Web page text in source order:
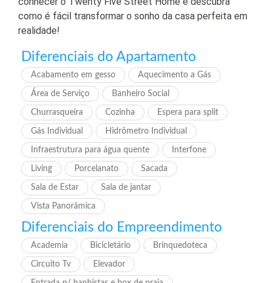
como é fácil transformar o sonho da casa perfeita em
realidade!
Diferenciais do Apartamento
Acabamento em gesso Aquecimento a Gás
Área de Serviço Banheiro Social
Churrasqueira Cozinha Espera para split
Gás Individual Hidrômetro Individual
Infraestrutura para água quente Interfone
Living Porcelanato Sacada
Sala de Estar Sala de jantar
Vista Panorâmica
Diferenciais do Empreendimento
Academia Bicicletário Brinquedoteca
Circuito Tv Elevador